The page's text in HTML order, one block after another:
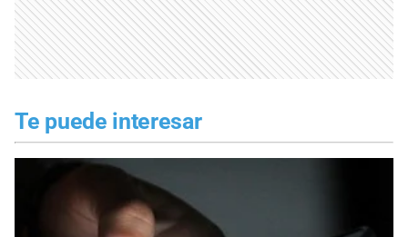
Te puede interesar